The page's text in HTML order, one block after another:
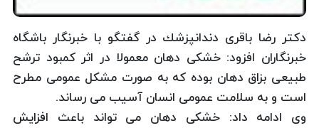
دكتر رضا باقری دندانپزشك در گفتگو با خبرنگار باشگاه
خبرنگاران افزود: خشكی دهان معمولا در اثر كمبود ترشح
طبیعی بزاق دهان بوده كه به صورت مشكل عمومی مطرح
است و به سلامت عمومی انسان آسیب می رساند.
وی ادامه داد: خشكی دهان می تواند باعث افزایش